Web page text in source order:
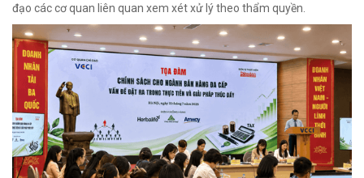
đạo các cơ quan liên quan xem xét xử lý theo thẩm quyền.